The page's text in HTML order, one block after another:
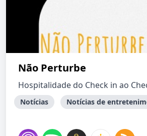
Não Perturbe
Hospitalidade do Check in ao
Notícias Notícias de